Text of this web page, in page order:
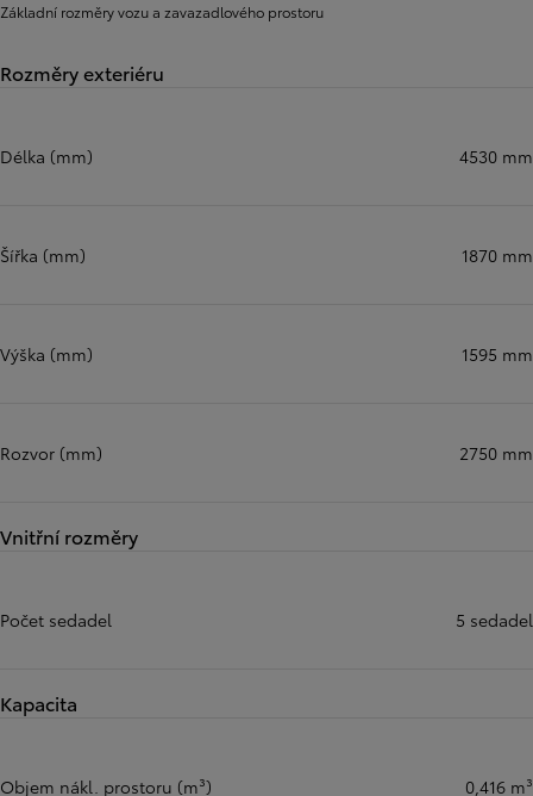
Základní rozměry vozu a zavazadlového prostoru
Rozměry exteriéru
Délka (mm) 4530 mm
Šířka (mm) 1870 mm
Výška (mm) 1595 mm
Rozvor (mm) 2750 mm
Vnitřní rozměry
Počet sedadel 5 sedadel
Kapacita
Objem nákl. prostoru (m³) 0,416 m³